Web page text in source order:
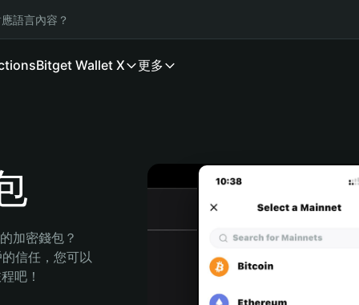
語言內容？
Bitget Wallet X 更多
加密錢包？
信任，您可以
吧！